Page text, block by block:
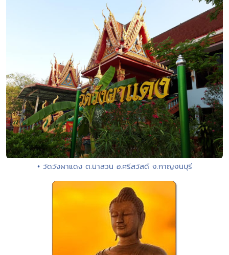
• วัดวังผาแดง ต.นาสวน อ.ศรีสวัสดิ์ จ.กาญจนบุรี